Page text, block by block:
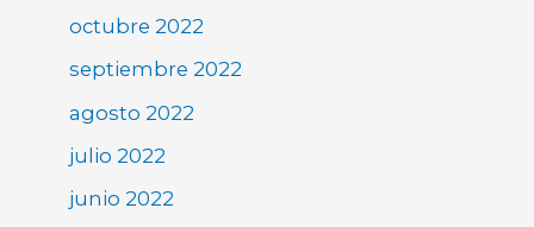
octubre 2022
septiembre 2022
agosto 2022
julio 2022
junio 2022